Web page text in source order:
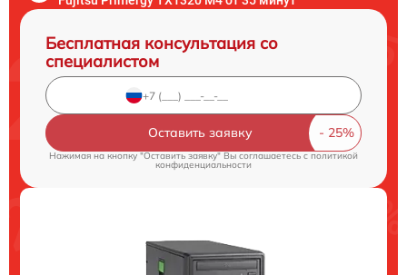
Бесплатная консультация со
специалистом
Оставить заявку
Нажимая на кнопку "Оставить заявку" Вы соглашаетесь cполитикой
конфиденциальности